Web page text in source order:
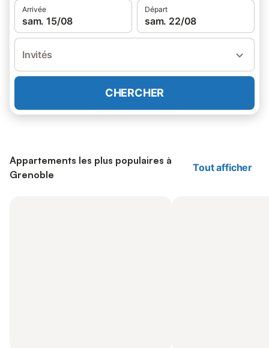
Arrivée
sam. 15/08
Départ
sam. 22/08
Invités
CHERCHER
Appartements les plus populaires à
Grenoble
Tout afficher